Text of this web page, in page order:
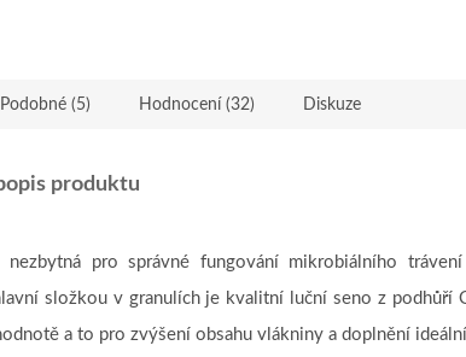
Podobné (5) Hodnocení (32) Diskuze
produktu
nezbytná pro správné fungování mikrobiálního
složkou v granulích je kvalitní luční seno z podhůří
a to pro zvýšení obsahu vlákniny a doplnění